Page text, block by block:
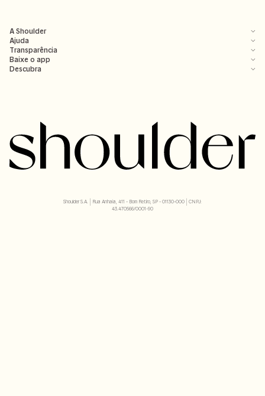
A Shoulder
Ajuda
Transparência
Baixe o app
Descubra
Shoulder S.A. | Rua Anhaia, 411 - Bom Retiro, SP - 01130-000 | CNPJ:
43.470566/0001-90